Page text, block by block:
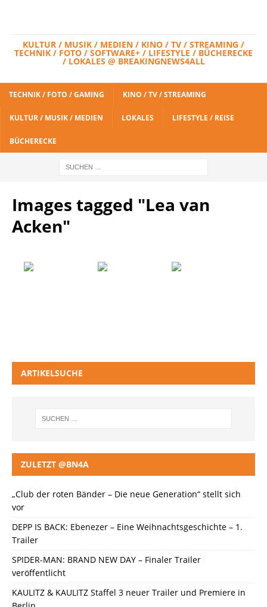
KULTUR / MUSIK / MEDIEN / KINO / TV / STREAMING /
TECHNIK / FOTO / SOFTWARE+ / LIFESTYLE / BÜCHERECKE
/ LOKALES @ BREAKINGNEWS4ALL
TECHNIK / FOTO / GAMING KINO / TV / STREAMING
KULTUR / MUSIK / MEDIEN LOKALES LIFESTYLE / REISE
BÜCHERECKE
Images tagged "Lea van
Acken"
ARTIKELSUCHE
ZULETZT @BN4A
„Club der roten Bänder – Die neue Generation“ stellt sich
vor
DEPP IS BACK: Ebenezer – Eine Weihnachtsgeschichte – 1.
Trailer
SPIDER-MAN: BRAND NEW DAY – Finaler Trailer
veröffentlicht
KAULITZ & KAULITZ Staffel 3 neuer Trailer und Premiere in